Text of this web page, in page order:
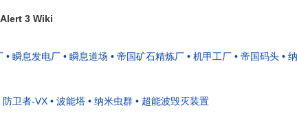
3 Wiki
• 瞬息发电厂 • 瞬息道场 • 帝国矿石精炼厂 • 机甲工厂 • 帝国码头 •
防卫者-VX • 波能塔 • 纳米虫群 • 超能波毁灭装置